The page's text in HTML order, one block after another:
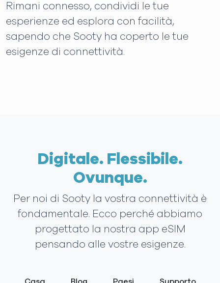
Rimani connesso, condividi le tue
esperienze ed esplora con facilità,
sapendo che Sooty ha coperto le tue
esigenze di connettività.
Digitale. Flessibile.
Ovunque.
Per noi di Sooty la vostra connettività è
fondamentale. Ecco perché abbiamo
progettato la nostra app eSIM
pensando alle vostre esigenze.